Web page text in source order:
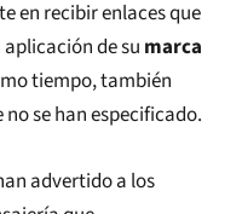
en recibir enlaces que
de su marca
tiempo, también
se han especificado.
advertido a los